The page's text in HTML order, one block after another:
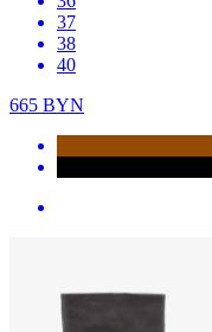
37
38
40
665 BYN